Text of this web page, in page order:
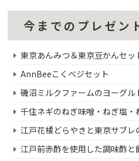
今までのプレゼン
東京あんみつ＆東京豆かんセッ
AnnBeeこくベジセット
磯沼ミルクファームのヨーグル
千住ネギのねぎ味噌・ねぎ塩・
江戸花橘どらやきと東京サブレ
江戸前赤酢を使用した調味酢と